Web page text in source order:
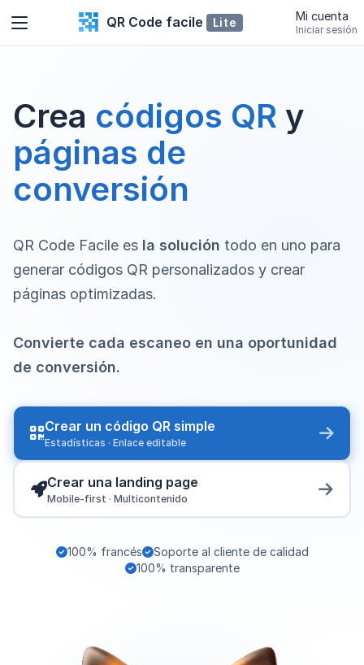
QR Code facile Lite Mi cuenta
Iniciar sesión
Crea códigos QR y
páginas de
conversión
QR Code Facile es la solución todo en uno para
generar códigos QR personalizados y crear
páginas optimizadas.
Convierte cada escaneo en una oportunidad
de conversión.
Crear un código QR simple
Estadísticas · Enlace editable
Crear una landing page
Mobile-first · Multicontenido
100% francés
Soporte al cliente de calidad
100% transparente